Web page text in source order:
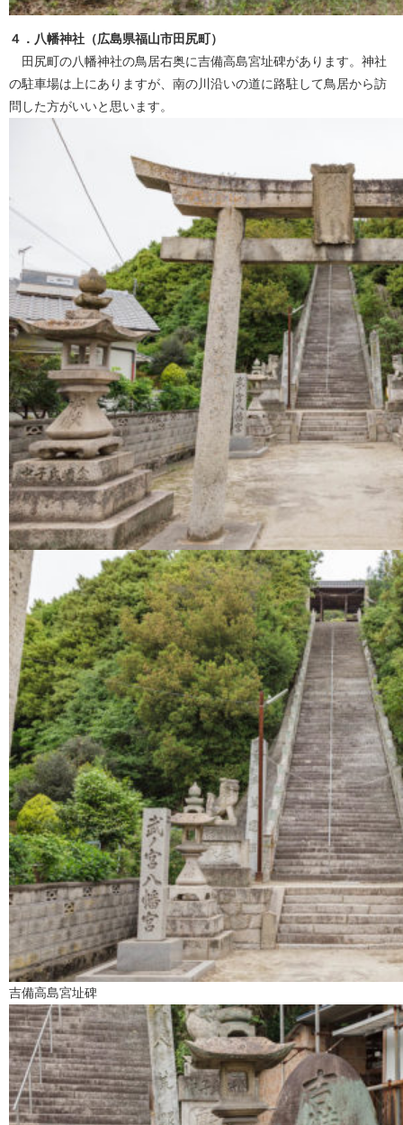
４．八幡神社（広島県福山市田尻町）
田尻町の八幡神社の鳥居右奥に吉備高島宮址碑があります。神社
の駐車場は上にありますが、南の川沿いの道に路駐して鳥居から訪
問した方がいいと思います。
吉備高島宮址碑